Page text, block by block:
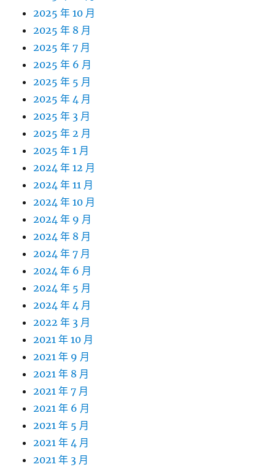
2025 年 10 月
2025 年 8 月
2025 年 7 月
2025 年 6 月
2025 年 5 月
2025 年 4 月
2025 年 3 月
2025 年 2 月
2025 年 1 月
2024 年 12 月
2024 年 11 月
2024 年 10 月
2024 年 9 月
2024 年 8 月
2024 年 7 月
2024 年 6 月
2024 年 5 月
2024 年 4 月
2022 年 3 月
2021 年 10 月
2021 年 9 月
2021 年 8 月
2021 年 7 月
2021 年 6 月
2021 年 5 月
2021 年 4 月
2021 年 3 月